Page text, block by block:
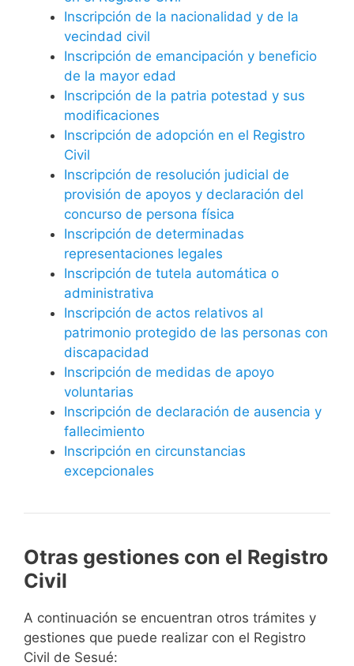
Inscripción de la nacionalidad y de la
vecindad civil
Inscripción de emancipación y beneficio
de la mayor edad
Inscripción de la patria potestad y sus
modificaciones
Inscripción de adopción en el Registro
Civil
Inscripción de resolución judicial de
provisión de apoyos y declaración del
concurso de persona física
Inscripción de determinadas
representaciones legales
Inscripción de tutela automática o
administrativa
Inscripción de actos relativos al
patrimonio protegido de las personas con
discapacidad
Inscripción de medidas de apoyo
voluntarias
Inscripción de declaración de ausencia y
fallecimiento
Inscripción en circunstancias
excepcionales
Otras gestiones con el Registro
Civil
A continuación se encuentran otros trámites y
gestiones que puede realizar con el Registro
Civil de Sesué: